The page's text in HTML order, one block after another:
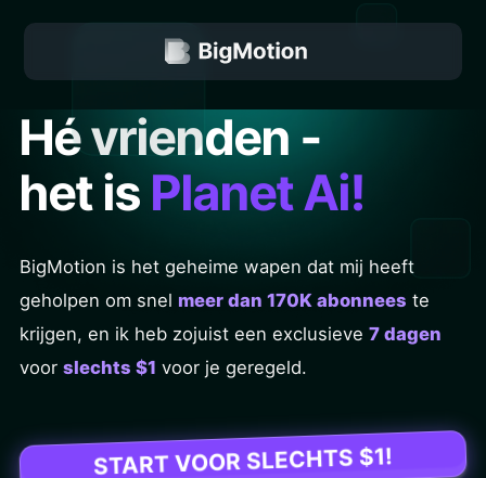
Hé vrienden -
het is Planet Ai!
BigMotion is het geheime wapen dat mij heeft
geholpen om snel meer dan 170K abonnees te
krijgen, en ik heb zojuist een exclusieve 7 dagen
voor slechts $1 voor je geregeld.
START VOOR SLECHTS $1!